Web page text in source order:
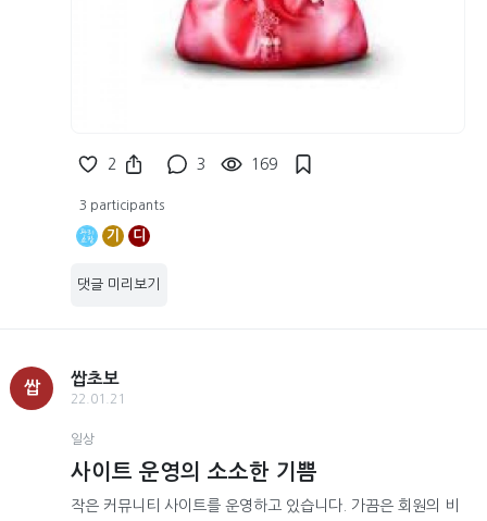
2 3 169
3 participants
기 디
댓글 미리보기
쌉
쌉초보
22.01.21
일상
사이트 운영의 소소한 기쁨
작은 커뮤니티 사이트를 운영하고 있습니다. 가끔은 회원의 비